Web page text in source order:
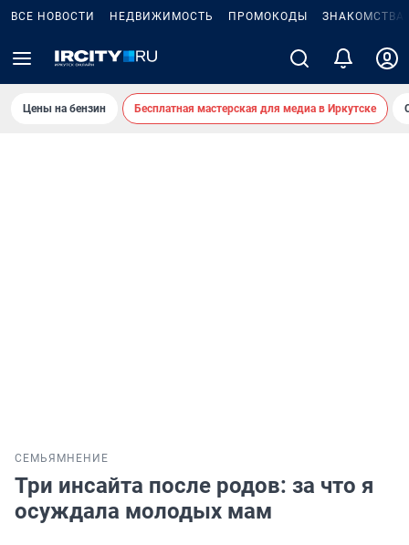
ВСЕ НОВОСТИ НЕДВИЖИМОСТЬ ПРОМОКОДЫ ЗНАКОМСТВА
Цены на бензин Бесплатная мастерская для медиа в Иркутске
СЕМЬЯ МНЕНИЕ
Три инсайта после родов: за что я
осуждала молодых мам